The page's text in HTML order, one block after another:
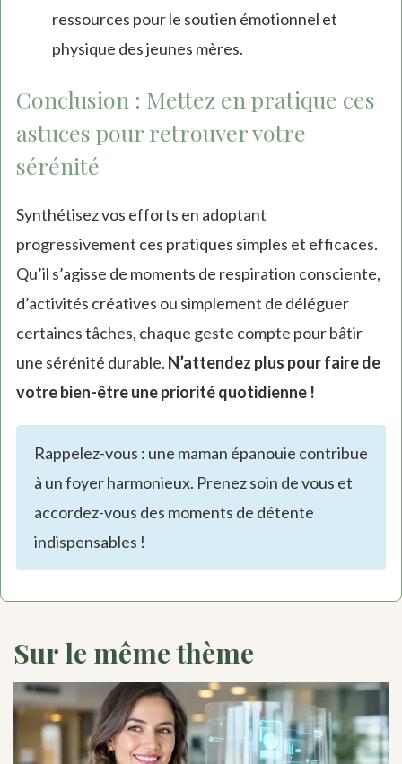
ressources pour le soutien émotionnel et
physique des jeunes mères.
Conclusion : Mettez en pratique ces
astuces pour retrouver votre
sérénité
Synthétisez vos efforts en adoptant
progressivement ces pratiques simples et efficaces.
Qu’il s’agisse de moments de respiration consciente,
d’activités créatives ou simplement de déléguer
certaines tâches, chaque geste compte pour bâtir
une sérénité durable. N’attendez plus pour faire de
votre bien-être une priorité quotidienne !
Rappelez-vous : une maman épanouie contribue
à un foyer harmonieux. Prenez soin de vous et
accordez-vous des moments de détente
indispensables !
Sur le même thème